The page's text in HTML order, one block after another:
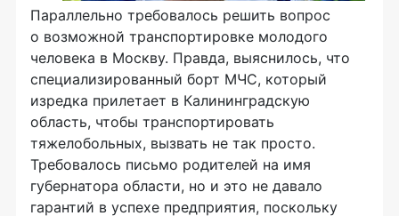
Параллельно требовалось решить вопрос
о возможной транспортировке молодого
человека в Москву. Правда, выяснилось, что
специализированный борт МЧС, который
изредка прилетает в Калининградскую
область, чтобы транспортировать
тяжелобольных, вызвать не так просто.
Требовалось письмо родителей на имя
губернатора области, но и это не давало
гарантий в успехе предприятия, поскольку